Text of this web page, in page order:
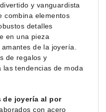
y vanguardista
combina elementos
detalles
en una pieza
de la joyería.
de regalos y
las tendencias de moda
de joyería al por
con acero